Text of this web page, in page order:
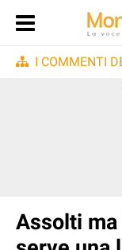
I COMMENTI
Assolti